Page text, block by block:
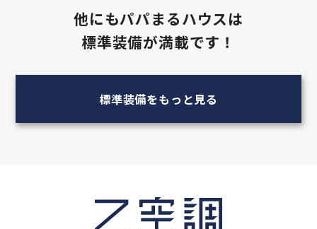
他にもパパまるハウスは
標準装備が満載です！
標準装備をもっと見る